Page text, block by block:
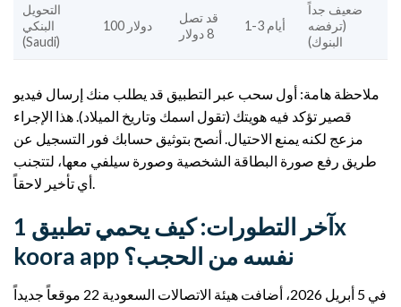
التحويل
البنكي
(Saudi)
100 دولار
قد تصل
8 دولار
1-3 أيام
ضعيف جداً
(ترفضه
البنوك)
ملاحظة هامة: أول سحب عبر التطبيق قد يطلب منك إرسال فيديو
قصير تؤكد فيه هويتك (تقول اسمك وتاريخ الميلاد). هذا الإجراء
مزعج لكنه يمنع الاحتيال. أنصح بتوثيق حسابك فور التسجيل عن
طريق رفع صورة البطاقة الشخصية وصورة سيلفي معها، لتتجنب
آخر التطورات: كيف يحمي تطبيق 1x
koora app نفسه من الحجب؟
في 5 أبريل 2026، أضافت هيئة الاتصالات السعودية 22 موقعاً جديداً